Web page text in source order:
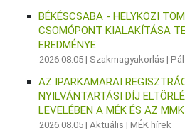
BÉKÉSCSABA - HELYKÖZI
CSOMÓPONT KIALAKÍTÁSA
EREDMÉNYE
2026.08.05 | Szakmagyakorlás |
AZ IPARKAMARAI
NYILVÁNTARTÁSI DÍJ
LEVELÉBEN A MÉK ÉS AZ MMK
2026.08.05 |Aktuális |MÉK hírek